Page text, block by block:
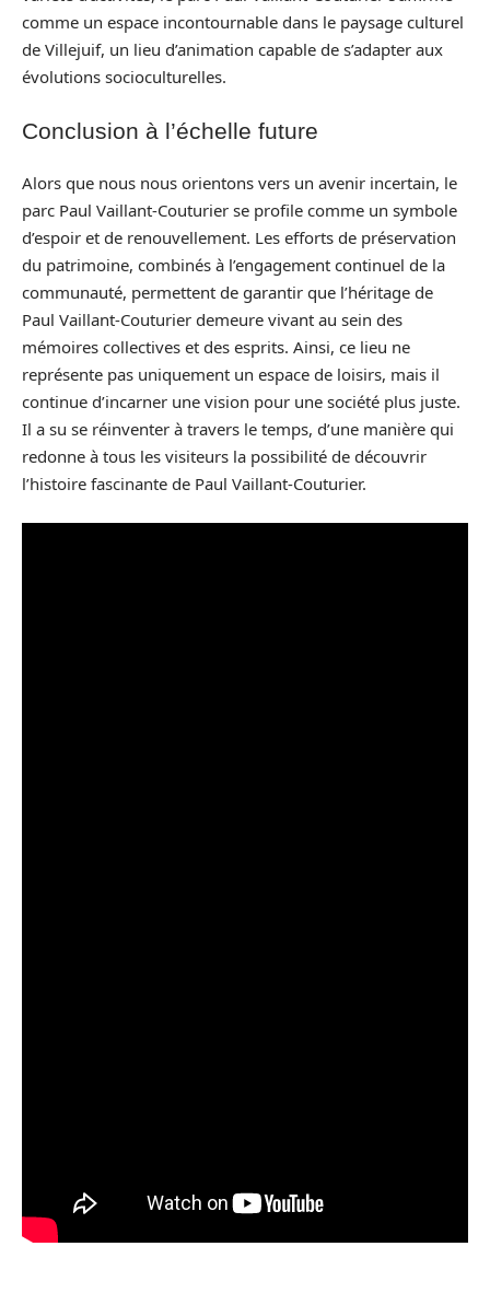
comme un espace incontournable dans le paysage culturel
de Villejuif, un lieu d’animation capable de s’adapter aux
évolutions socioculturelles.
Conclusion à l’échelle future
Alors que nous nous orientons vers un avenir incertain, le
parc Paul Vaillant-Couturier se profile comme un symbole
d’espoir et de renouvellement. Les efforts de préservation
du patrimoine, combinés à l’engagement continuel de la
communauté, permettent de garantir que l’héritage de
Paul Vaillant-Couturier demeure vivant au sein des
mémoires collectives et des esprits. Ainsi, ce lieu ne
représente pas uniquement un espace de loisirs, mais il
continue d’incarner une vision pour une société plus juste.
Il a su se réinventer à travers le temps, d’une manière qui
redonne à tous les visiteurs la possibilité de découvrir
l’histoire fascinante de Paul Vaillant-Couturier.